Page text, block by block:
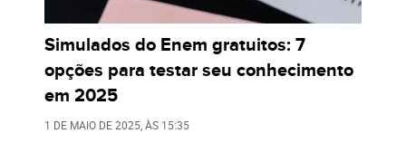
Simulados do Enem gratuitos: 7
opções para testar seu conhecimento
em 2025
1 DE MAIO DE 2025 , ÀS 15:35